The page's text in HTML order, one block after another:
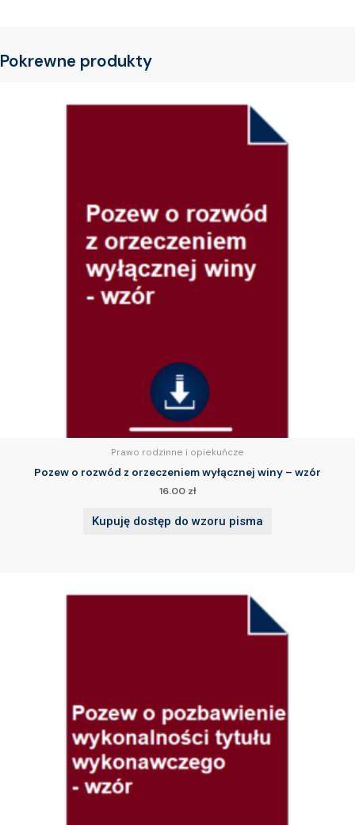
Pokrewne produkty
Prawo rodzinne i opiekuńcze
Pozew o rozwód z orzeczeniem wyłącznej winy – wzór
16.00 zł
Kupuję dostęp do wzoru pisma